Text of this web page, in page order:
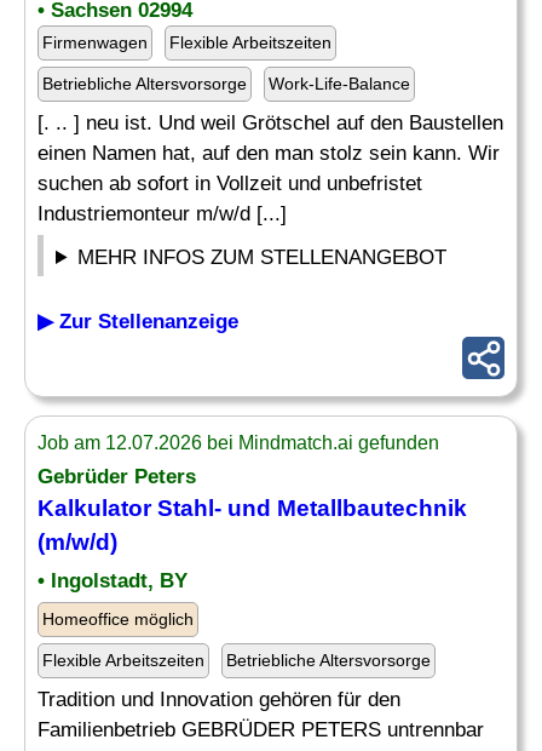
• Sachsen 02994
Firmenwagen Flexible Arbeitszeiten
Betriebliche Altersvorsorge Work-Life-Balance
[. .. ] neu ist. Und weil Grötschel auf den Baustellen
einen Namen hat, auf den man stolz sein kann. Wir
suchen ab sofort in Vollzeit und unbefristet
Industriemonteur m/w/d [...]
MEHR INFOS ZUM STELLENANGEBOT
▶ Zur Stellenanzeige
Job am 12.07.2026 bei Mindmatch.ai gefunden
Gebrüder Peters
KalkulatorStahl - und Metallbautechnik
(m/w/d)
• Ingolstadt, BY
Homeoffice möglich
Flexible Arbeitszeiten Betriebliche Altersvorsorge
Tradition und Innovation gehören für den
Familienbetrieb GEBRÜDER PETERS untrennbar